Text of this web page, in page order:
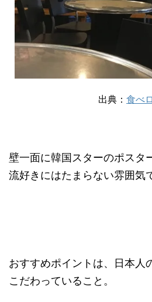
出典： 食べ
壁一面に韓国スターのポスタ
流好きにはたまらない雰囲気
おすすめポイントは、日本人
こだわっていること。